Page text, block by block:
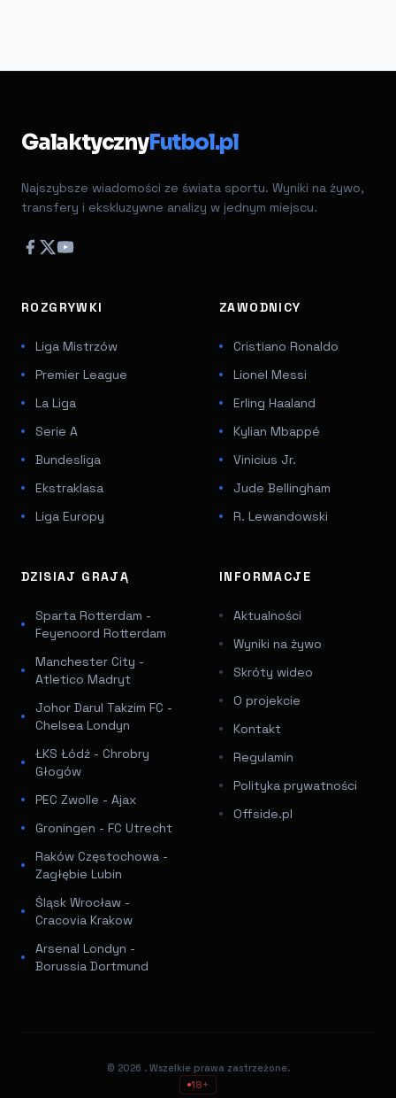
GalaktycznyFutbol.pl
Najszybsze wiadomości ze świata sportu. Wyniki na żywo,
transfery i ekskluzywne analizy w jednym miejscu.
ROZGRYWKI
Liga Mistrzów
Premier League
La Liga
Serie A
Bundesliga
Ekstraklasa
Liga Europy
ZAWODNICY
Cristiano Ronaldo
Lionel Messi
Erling Haaland
Kylian Mbappé
Vinicius Jr.
Jude Bellingham
R. Lewandowski
DZISIAJ GRAJĄ
Sparta Rotterdam -
Feyenoord Rotterdam
Manchester City -
Atletico Madryt
Johor Darul Takzim FC -
Chelsea Londyn
ŁKS Łódź - Chrobry
Głogów
PEC Zwolle - Ajax
Groningen - FC Utrecht
Raków Częstochowa -
Zagłębie Lubin
Śląsk Wrocław -
Cracovia Krakow
Arsenal Londyn -
Borussia Dortmund
INFORMACJE
Aktualności
Wyniki na żywo
Skróty wideo
O projekcie
Kontakt
Regulamin
Polityka prywatności
Offside.pl
© 2026 . Wszelkie prawa zastrzeżone.
18+